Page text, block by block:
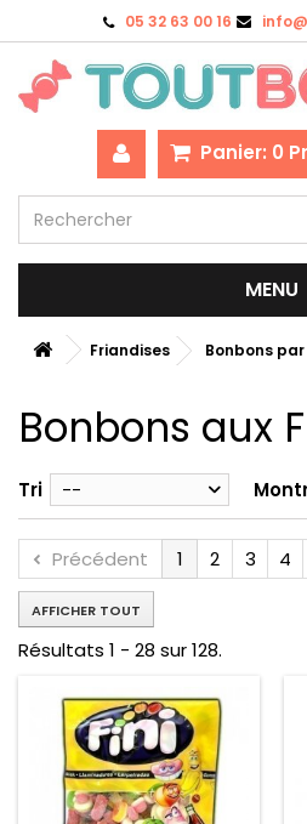
05 32 63 00 16
Panier: 0
MENU
Friandises Bonbons
Bonbons aux
Tri --
Précédent 1 2 3 4
AFFICHER TOUT
Résultats 1 - 28 sur 128.